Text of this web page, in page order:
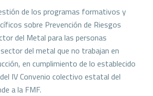
de los programas formativos y
sobre Prevención de Riesgos
del Metal para las personas
del metal que no trabajan en
en cumplimiento de lo establecido
IV Convenio colectivo estatal del
a la FMF.